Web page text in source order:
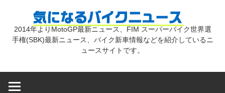
気
2014年よりMotoGP最新ニュース、FIM スーパーバイク世界選
手権(SBK)最新ニュース、バイク新車情報などを紹介しているニ
ュースサイトです。